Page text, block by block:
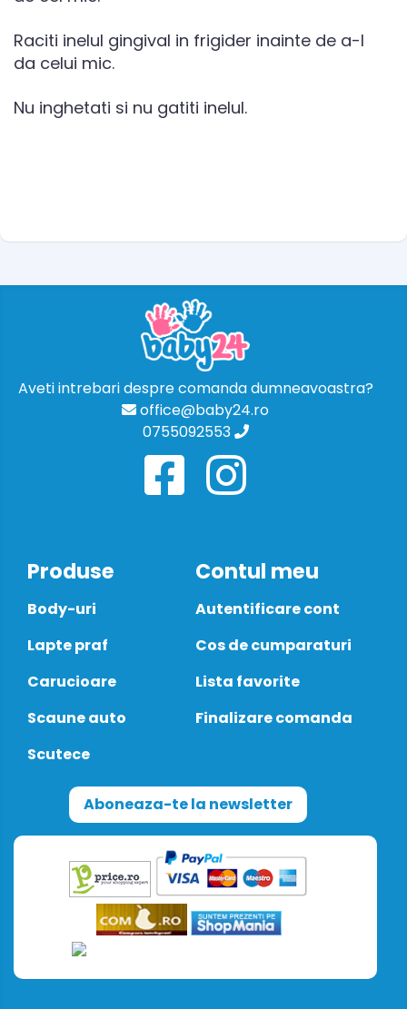
Raciti inelul gingival in frigider inainte de a-l
da celui mic.
Nu inghetati si nu gatiti inelul.
Aveti intrebari despre comanda dumneavoastra?
office@baby24.ro
0755092553
Produse
Body-uri
Lapte praf
Carucioare
Scaune auto
Scutece
Contul meu
Autentificare cont
Cos de cumparaturi
Lista favorite
Finalizare comanda
Aboneaza-te la newsletter